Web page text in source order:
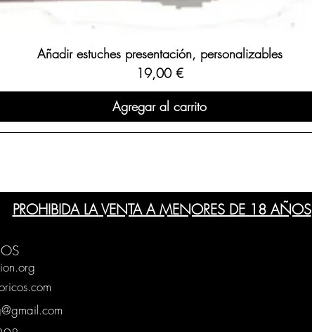
Añadir estuches presentación, personalizables
Precio
19,00 €
Agregar al carrito
PROHIBIDA LA VENTA A MENORES DE 18 AÑOS